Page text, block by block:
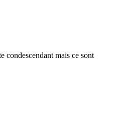
condescendant mais ce sont